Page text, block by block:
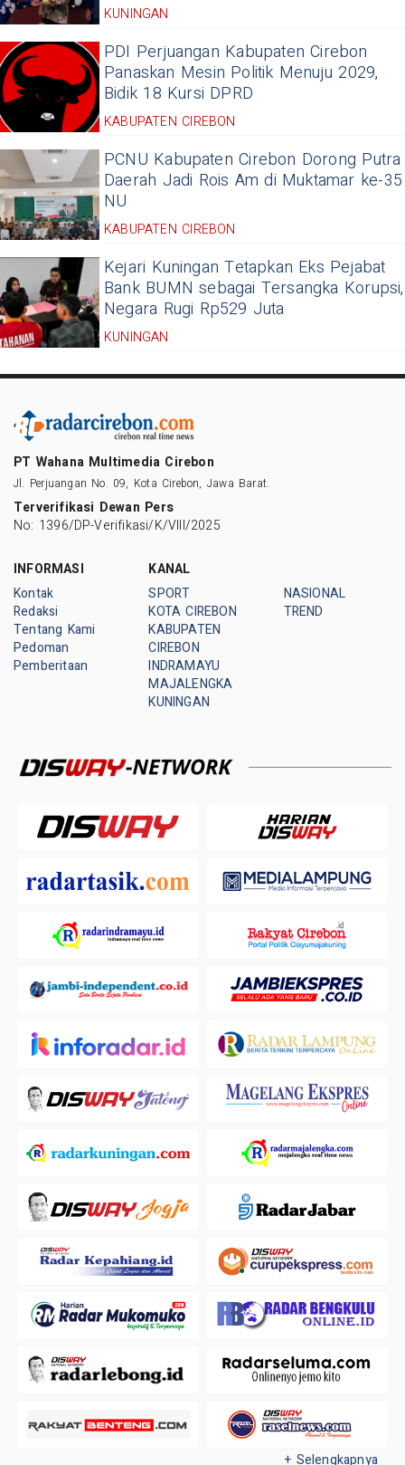
KUNINGAN
PDI Perjuangan Kabupaten Cirebon
Panaskan Mesin Politik Menuju 2029,
Bidik 18 Kursi DPRD
KABUPATEN CIREBON
PCNU Kabupaten Cirebon Dorong Putra
Daerah Jadi Rois Am di Muktamar ke-35
NU
KABUPATEN CIREBON
Kejari Kuningan Tetapkan Eks Pejabat
Bank BUMN sebagai Tersangka Korupsi,
Negara Rugi Rp529 Juta
KUNINGAN
PT Wahana Multimedia Cirebon
Jl. Perjuangan No. 09, Kota Cirebon, Jawa Barat.
Terverifikasi Dewan Pers
No: 1396/DP-Verifikasi/K/VIII/2025
INFORMASI
Kontak
Redaksi
Tentang Kami
Pedoman
Pemberitaan
KANAL
SPORT
KOTA CIREBON
KABUPATEN
CIREBON
INDRAMAYU
MAJALENGKA
KUNINGAN
NASIONAL
TREND
+ Selengkapnya